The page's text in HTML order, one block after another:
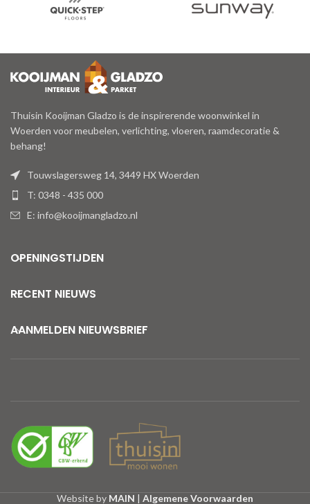
Thuisin Kooijman Gladzo is de inspirerende woonwinkel in
Woerden voor meubelen, verlichting, vloeren, raamdecoratie &
behang!
Touwslagersweg 14, 3449 HX Woerden
T: 0348 - 435 000
E: info@kooijmangladzo.nl
OPENINGSTIJDEN
RECENT NIEUWS
AANMELDEN NIEUWSBRIEF
Website by MAIN | Algemene Voorwaarden